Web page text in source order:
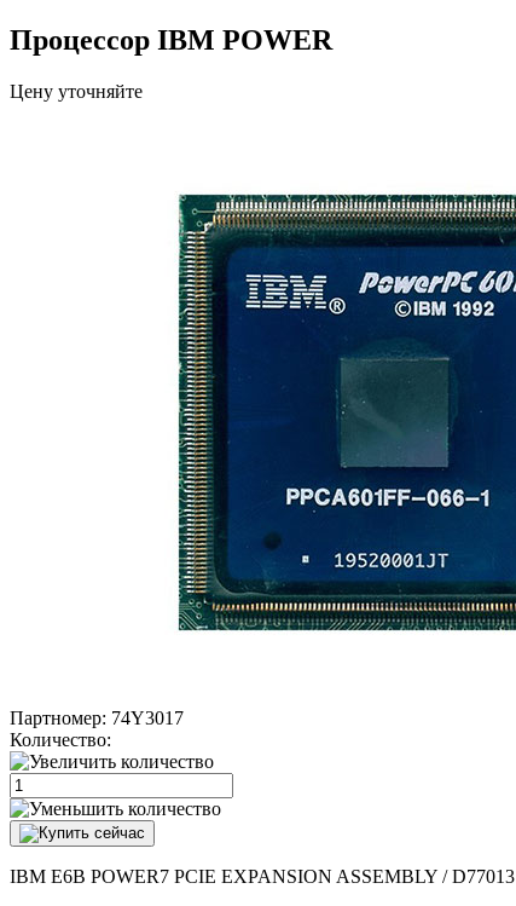
Процессор IBM POWER
Цену уточняйте
Партномер: 74Y3017
Количество:
IBM E6B POWER7 PCIE EXPANSION ASSEMBLY / D77013